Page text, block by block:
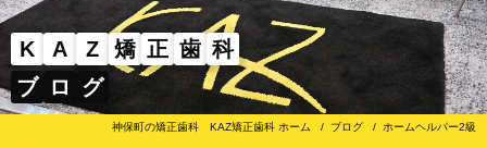
K A Z 矯 正 歯 科
ブ ロ グ
神保町の矯正歯科 KAZ矯正歯科 ホーム ブログ ホームヘルパー2級
矯正装置のご紹介
その他